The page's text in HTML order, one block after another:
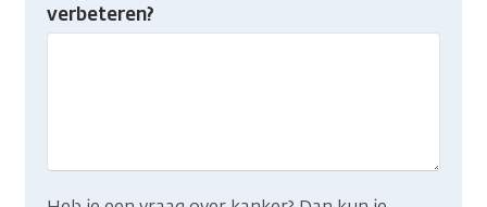
gevonden
verbeteren?